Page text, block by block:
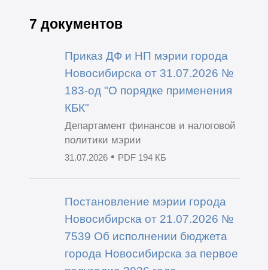
7 документов
Приказ ДФ и НП мэрии города
Новосибирска от 31.07.2026 №
183-од "О порядке применения
КБК"
Департамент финансов и налоговой
политики мэрии
31.07.2026• PDF 194 КБ
Постановление мэрии города
Новосибирска от 21.07.2026 №
7539 Об исполнении бюджета
города Новосибирска за первое